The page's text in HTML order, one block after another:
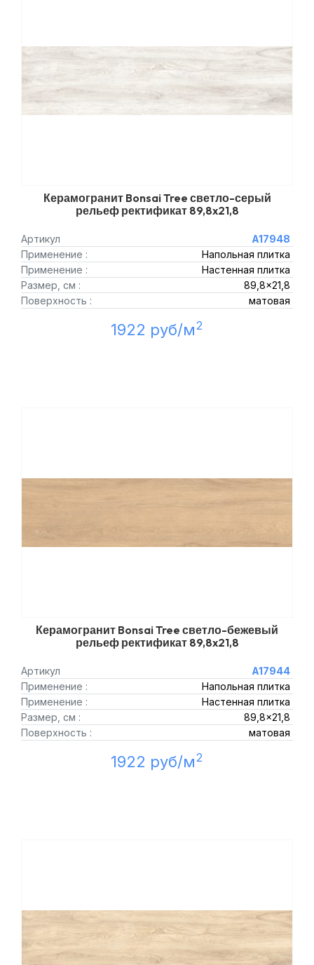
Керамогранит Bonsai Tree светло-серый
рельеф ректификат 89,8x21,8
Артикул
A17948
Применение :
Напольная плитка
Применение :
Настенная плитка
Размер, см :
89,8x21,8
Поверхность :
матовая
1922 руб/м2
Керамогранит Bonsai Tree светло-бежевый
рельеф ректификат 89,8x21,8
Артикул
A17944
Применение :
Напольная плитка
Применение :
Настенная плитка
Размер, см :
89,8x21,8
Поверхность :
матовая
1922 руб/м2